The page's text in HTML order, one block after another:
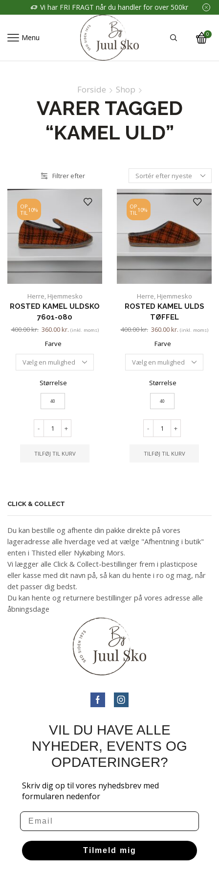
Vi har FRI FRAGT når du handler for over 500kr
Menu 0
Forside Shop
VARER TAGGED
“KAMEL ULD”
Filtrer efter
OP
TIL10%
Herre, Hjemmesko
ROSTED KAMEL ULDSKO
7601-080
400.00kr. 360.00kr. (inkl. moms)
Farve
Størrelse
40
- +
TILFØJ TIL KURV
OP
TIL10%
Herre, Hjemmesko
ROSTED KAMEL ULDS
TØFFEL
400.00kr. 360.00kr. (inkl. moms)
Farve
Størrelse
40
- +
TILFØJ TIL KURV
CLICK & COLLECT
Du kan bestille og afhente din pakke direkte på vores
lageradresse alle hverdage ved at vælge "Afhentning i butik"
enten i Thisted eller Nykøbing Mors.
Vi lægger alle Click & Collect-bestillinger frem i plasticpose
eller kasse med dit navn på, så kan du hente i ro og mag, når
det passer dig bedst.
Du kan hente og returnere bestillinger på vores adresse alle
åbningsdage
VIL DU HAVE ALLE
NYHEDER, EVENTS OG
OPDATERINGER?
Skriv dig op til vores nyhedsbrev med
formularen nedenfor
Email
Tilmeld mig